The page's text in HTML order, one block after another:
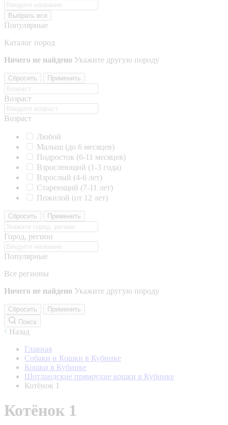
Выбрать все
Популярные
Каталог пород
Ничего не найдено Укажите другую породу
Сбросить Применить
Возраст
Возраст
Любой
Малыш (до 6 месяцев)
Подросток (6-11 месяцев)
Взрослеющий (1-3 года)
Взрослый (4-6 лет)
Стареющий (7-11 лет)
Пожилой (от 12 лет)
Сбросить Применить
Город, регион
Популярные
Все регионы
Ничего не найдено Укажите другую породу
Сбросить
Применить
Поиск
Назад
Главная
Собаки и Кошки в Кубинке
Кошки в Кубинке
Шотландские прямоухие кошки в Кубинке
Котёнок 1
Котёнок 1